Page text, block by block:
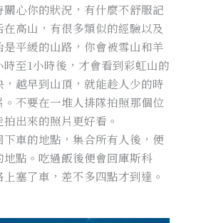
心你的狀況，有什麼不舒服記
高山，有很多類似的經驗以及
平緩的山路，你會被雪山和羊
至1小時後，才會看到彩虹山的
越早到山頂，就能趁人少的時
不要在一堆人排隊拍照那個位
出來的照片更好看。
車的地點，集合所有人後，便
點。吃過飯後便會回庫斯科
塞了車，差不多四點才到達。